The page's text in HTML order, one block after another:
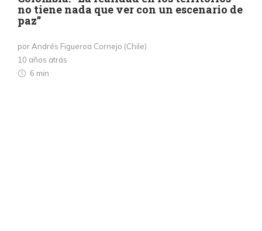
no tiene nada que ver con un escenario de
paz”
por Andrés Figueroa Cornejo (Chile)
10 años atrás
6 min